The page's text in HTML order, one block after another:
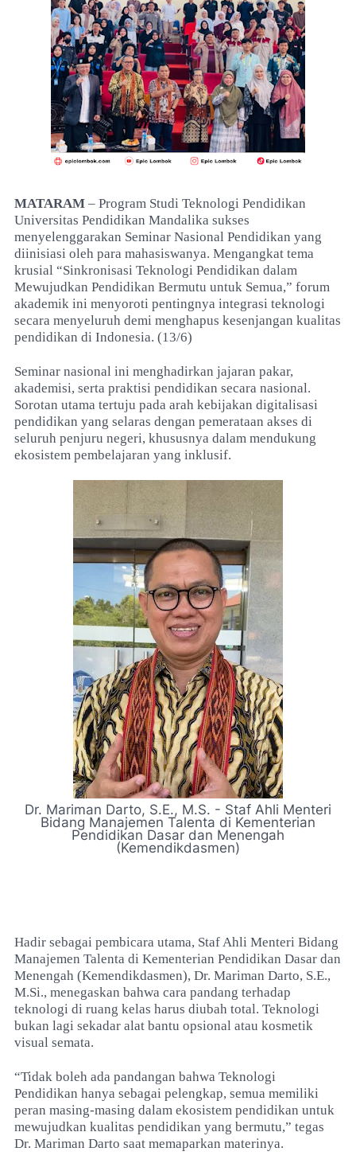
MATARAM – Program Studi Teknologi Pendidikan
Universitas Pendidikan Mandalika sukses
menyelenggarakan Seminar Nasional Pendidikan yang
diinisiasi oleh para mahasiswanya. Mengangkat tema
krusial “Sinkronisasi Teknologi Pendidikan dalam
Mewujudkan Pendidikan Bermutu untuk Semua,” forum
akademik ini menyoroti pentingnya integrasi teknologi
secara menyeluruh demi menghapus kesenjangan kualitas
pendidikan di Indonesia. (13/6)
Seminar nasional ini menghadirkan jajaran pakar,
akademisi, serta praktisi pendidikan secara nasional.
Sorotan utama tertuju pada arah kebijakan digitalisasi
pendidikan yang selaras dengan pemerataan akses di
seluruh penjuru negeri, khususnya dalam mendukung
ekosistem pembelajaran yang inklusif.
Dr. Mariman Darto, S.E., M.S. - Staf Ahli Menteri
Bidang Manajemen Talenta di Kementerian
Pendidikan Dasar dan Menengah
(Kemendikdasmen)
Hadir sebagai pembicara utama, Staf Ahli Menteri Bidang
Manajemen Talenta di Kementerian Pendidikan Dasar dan
Menengah (Kemendikdasmen), Dr. Mariman Darto, S.E.,
M.Si., menegaskan bahwa cara pandang terhadap
teknologi di ruang kelas harus diubah total. Teknologi
bukan lagi sekadar alat bantu opsional atau kosmetik
visual semata.
“Tidak boleh ada pandangan bahwa Teknologi
Pendidikan hanya sebagai pelengkap, semua memiliki
peran masing-masing dalam ekosistem pendidikan untuk
mewujudkan kualitas pendidikan yang bermutu,” tegas
Dr. Mariman Darto saat memaparkan materinya.